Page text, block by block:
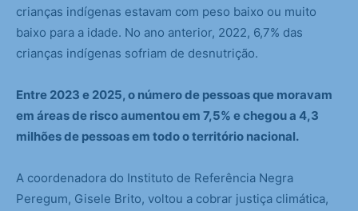
crianças indígenas estavam com peso baixo ou muito
baixo para a idade. No ano anterior, 2022, 6,7% das
crianças indígenas sofriam de desnutrição.
Entre 2023 e 2025, o número de pessoas que moravam
em áreas de risco aumentou em 7,5% e chegou a 4,3
milhões de pessoas em todo o território nacional.
A coordenadora do Instituto de Referência Negra
Peregum, Gisele Brito, voltou a cobrar justiça climática,